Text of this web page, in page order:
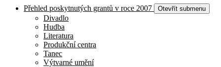
Přehled poskytnutých grantů v roce 2007 Otevřít submenu
Divadlo
Hudba
Literatura
Produkční centra
Tanec
Výtvarné umění